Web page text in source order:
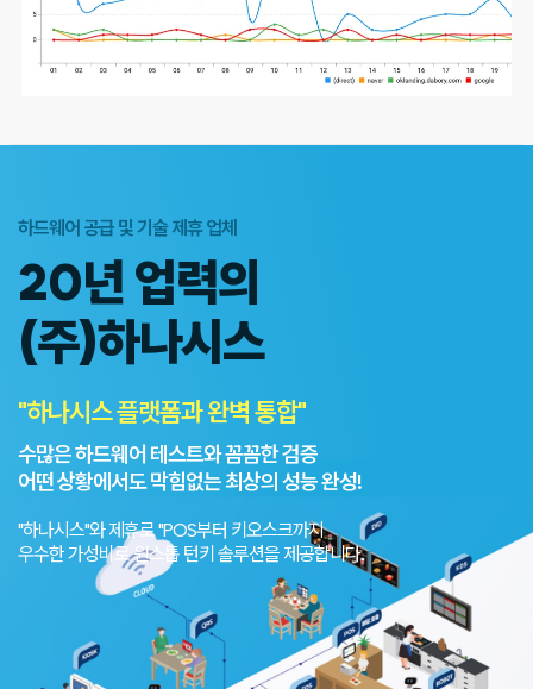
하드웨어 공급 및 기술 제휴 업체
20년 업력의
(주)하나시스
"하나시스 플랫폼과 완벽 통합"
수많은 하드웨어 테스트와 꼼꼼한 검증
어떤 상황에서도 막힘없는 최상의 성능 완성!
"하나시스"와제휴로 "POS부터 키오스크까지
우수한 가성비로 원스톱 턴키 솔루션을 제공합니다.